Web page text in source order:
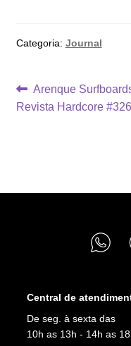
Categoria: Journal
Navegação
Post
anterior:
Arenque
Revista Hardcore #326
Central de
De seg. à sexta das
10h as 13h - 14h as